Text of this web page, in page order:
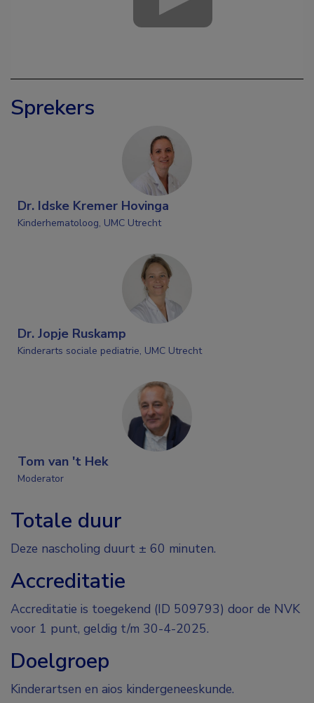
Sprekers
Dr. Idske Kremer Hovinga
Kinderhematoloog, UMC Utrecht
Dr. Jopje Ruskamp
Kinderarts sociale pediatrie, UMC Utrecht
Tom van 't Hek
Moderator
Totale duur
Deze nascholing duurt ± 60 minuten.
Accreditatie
Accreditatie is toegekend (ID 509793) door de NVK
voor 1 punt, geldig t/m 30-4-2025.
Doelgroep
Kinderartsen en aios kindergeneeskunde.